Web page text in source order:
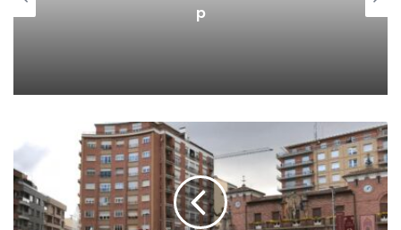
45’+3′ DESCANSO [1-1] GORKA 45′, UBIS 21′
salieron con fuerza y confianza para sentenciar el partido.
Aunque las sentencias llegaron en forma de cartulina
amarilla para el local Aimar. Fueron buenas ocasiones las
que tuvieron, donde Javi Barrio destacó por su gran labor
defensiva habitual. Segundo cambio de Sola, entró Sergio
p